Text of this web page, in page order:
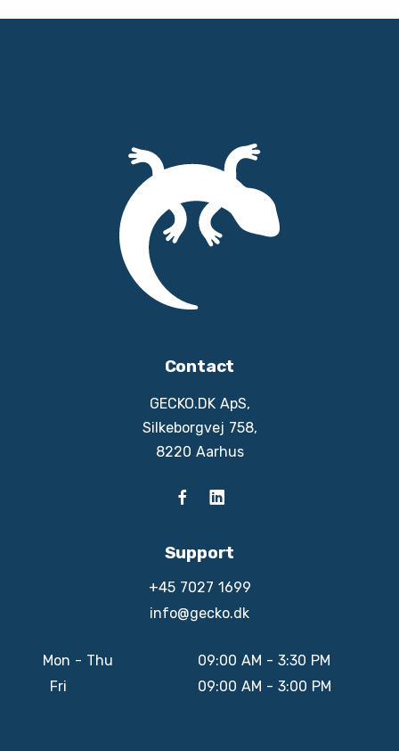
Contact
GECKO.DK ApS,
Silkeborgvej 758,
8220 Aarhus
Support
+45 7027 1699
info@gecko.dk
Mon - Thu
09:00 AM - 3:30 PM
Fri
09:00 AM - 3:00 PM